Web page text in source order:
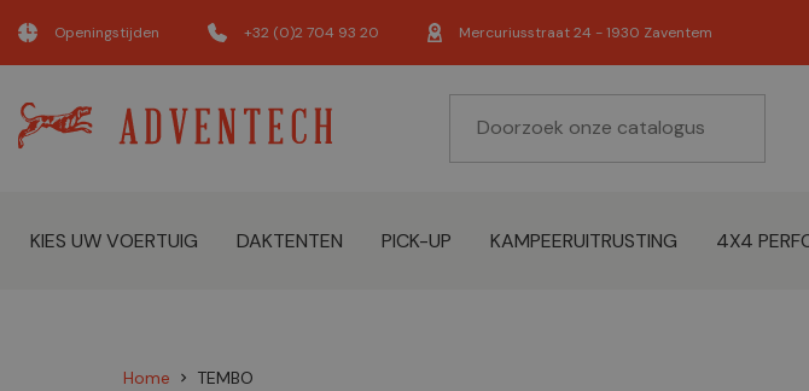
Openingstijden +32 (0)2 704 93 20 Mercuriusstraat 24 - 1930 Zaventem
KIES UW VOERTUIG DAKTENTEN PICK-UP KAMPEERUITRUSTING 4X4
Home chevron_right TEMBO